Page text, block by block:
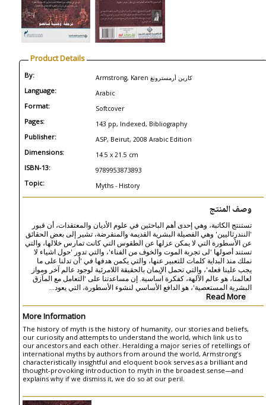
Product Details
By: Armstrong, Karen كارين أرمسترونغ
Language: Arabic
Format: Softcover
Pages: 143 pp, Indexed, Bibliography
Publisher: ASP, Beirut, 2008 Arabic Edition
Dimensions: 14.5 x 21.5 cm
ISBN-13: 9789953873893
Topic: Myths - History
وصف المنتج
تستنتج الكاتبة، وهي إحدى أهم الباحثين في علوم الأديان والمعتقدات، أن قبور
'النندرثاليين' وهي الفصيلة البشرية القديمة والمنقرضة، تشير إلى بعض الحقائق
عن الأسطورة التي لا يمكن عزلها عن الطقوس التي كانت تمارس خلالها، والتي
تستند أصولها 'لى تجربة الموت والخوف من الفناء'، والتي تدور 'حول اشياء لا
نملك منذ البداية كلمات للتعبير عنها، والتي يكمن هدفها في 'أن تدلنا على ما
يجب علينا فعله'، والتي تحمل الإيمان بالحقيقة اللامرئية لوجود عالم آخر ومواز
لعالمنا، هو عالم الآلهة، كفكرة اساسية. إن مساعدتنا على 'التعامل مع المآزق
البشرية المستعصية'، هو الدافع الأساسي لنشوء الأسطورة، التي يعود...
Read More
More Information
The history of myth is the history of humanity, our stories and beliefs,
our curiosity and attempts to understand the world, which link us to
our ancestors and each other. Heralding a major series of retellings of
international myths by authors from around the world, Armstrong’s
characteristically insightful and eloquent book serves as a brilliant and
thought-provoking introduction to myth in the broadest sense—and
explains why if we dismiss it, we do so at our peril.